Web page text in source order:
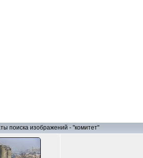
поиска изображений - "комитет"